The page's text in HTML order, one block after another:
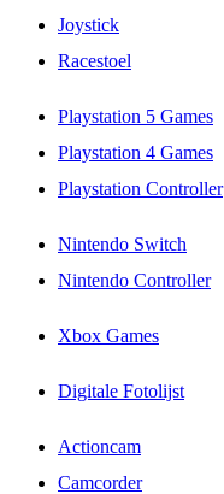
Joystick
Racestoel
Playstation 5 Games
Playstation 4 Games
Playstation Controller
Nintendo Switch
Nintendo Controller
Xbox Games
Digitale Fotolijst
Actioncam
Camcorder